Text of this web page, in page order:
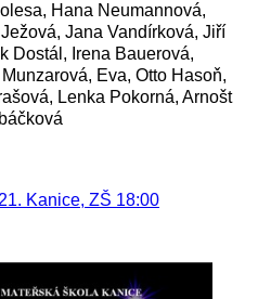
Hana Neumannová,
Jana Vandírková, Jiří
Dostál, Irena Bauerová,
Eva, Otto Hasoň,
Lenka Pokorná, Arnošt
Kanice, ZŠ 18:00